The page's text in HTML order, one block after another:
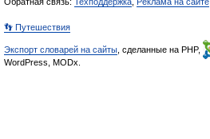
👣 Путешествия
Экспорт словарей на сайты , сделанные на PHP,
WordPress, MODx.